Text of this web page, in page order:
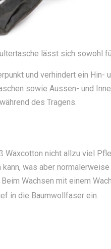
lässt sich sowohl
und verhindert ein
sowie Aussen- und
des Tragens.
nicht allzu viel
was aber
Wachsen mit einem
in die Baumwollfaser ein.